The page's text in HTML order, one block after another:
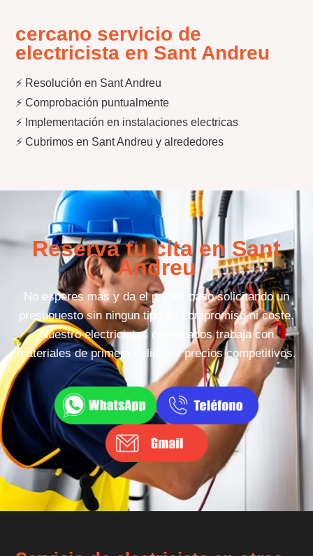
cercano servicio de
electricista en Sant Andreu
⚡ Resolución en Sant Andreu
⚡ Comprobación puntualmente
⚡ Implementación en instalaciones electricas
⚡ Cubrimos en Sant Andreu y alrededores
Reserva tu cita en Sant
Andreu
No esperes mas y da el primer paso solicitando un
presupuesto sin ningun tipo de compromiso ni coste.
Nuestro electricistas certificados trabaja con
materiales de primera calidad y precios competitivos.